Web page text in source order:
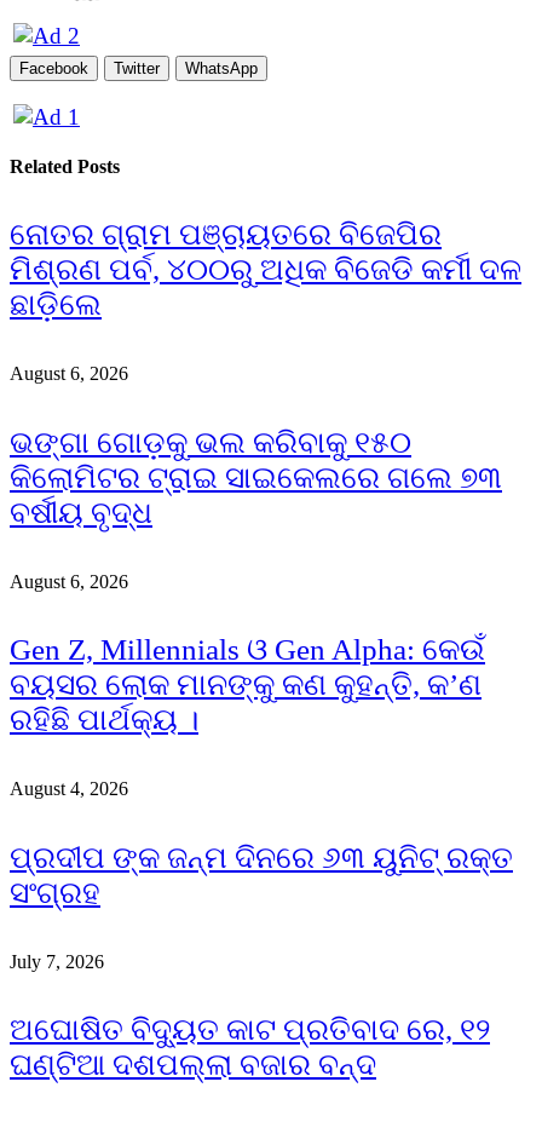
Facebook Twitter WhatsApp
Related Posts
ନୋତର ଗ୍ରାମ ପଞ୍ଚାୟତରେ ବିଜେପିର
ମିଶ୍ରଣ ପର୍ବ, ୪୦୦ରୁ ଅଧିକ ବିଜେଡି କର୍ମୀ ଦଳ
ଛାଡ଼ିଲେ
August 6, 2026
ଭଙ୍ଗା ଗୋଡ଼କୁ ଭଲ କରିବାକୁ ୧୫୦
କିଲୋମିଟର ଟ୍ରାଇ ସାଇକେଲରେ ଗଲେ ୭୩
ବର୍ଷୀୟ ବୃଦ୍ଧ
August 6, 2026
Gen Z, Millennials ଓ Gen Alpha: କେଉଁ
ବୟସର ଲୋକ ମାନଙ୍କୁ କଣ କୁହନ୍ତି, କ’ଣ
ରହିଛି ପାର୍ଥକ୍ୟ ।
August 4, 2026
ପ୍ରଦୀପ ଙ୍କ ଜନ୍ମ ଦିନରେ ୬୩ ୟୁନିଟ୍ ରକ୍ତ
ସଂଗ୍ରହ
July 7, 2026
ଅଘୋଷିତ ବିଦ୍ୟୁତ କାଟ ପ୍ରତିବାଦ ରେ, ୧୨
ଘଣ୍ଟିଆ ଦଶପଲ୍ଲା ବଜାର ବନ୍ଦ